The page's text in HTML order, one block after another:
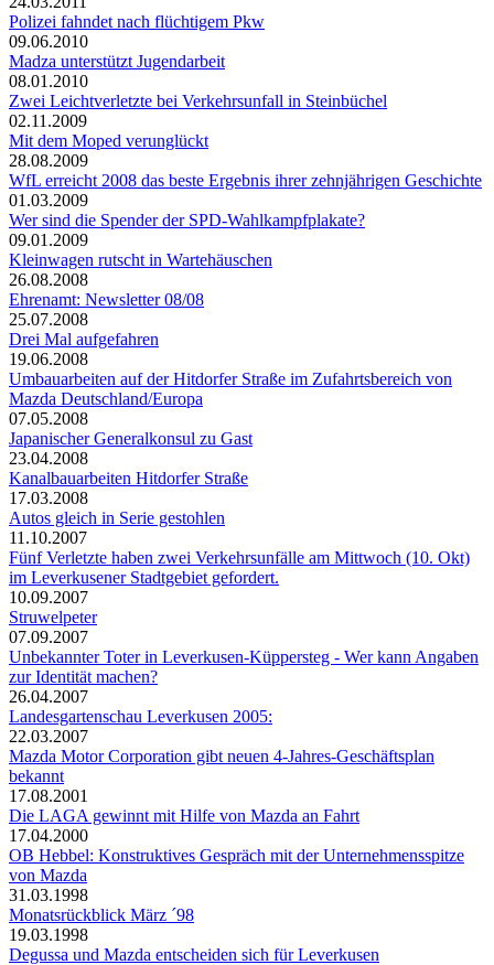
Polizei fahndet nach flüchtigem Pkw
09.06.2010
Madza unterstützt Jugendarbeit
08.01.2010
Zwei Leichtverletzte bei Verkehrsunfall in Steinbüchel
02.11.2009
Mit dem Moped verunglückt
28.08.2009
WfL erreicht 2008 das beste Ergebnis ihrer zehnjährigen Geschichte
01.03.2009
Wer sind die Spender der SPD-Wahlkampfplakate?
09.01.2009
Kleinwagen rutscht in Wartehäuschen
26.08.2008
Ehrenamt: Newsletter 08/08
25.07.2008
Drei Mal aufgefahren
19.06.2008
Umbauarbeiten auf der Hitdorfer Straße im Zufahrtsbereich von
Mazda Deutschland/Europa
07.05.2008
Japanischer Generalkonsul zu Gast
23.04.2008
Kanalbauarbeiten Hitdorfer Straße
17.03.2008
Autos gleich in Serie gestohlen
11.10.2007
Fünf Verletzte haben zwei Verkehrsunfälle am Mittwoch (10. Okt)
im Leverkusener Stadtgebiet gefordert.
10.09.2007
Struwelpeter
07.09.2007
Unbekannter Toter in Leverkusen-Küppersteg - Wer kann Angaben
zur Identität machen?
26.04.2007
Landesgartenschau Leverkusen 2005:
22.03.2007
Mazda Motor Corporation gibt neuen 4-Jahres-Geschäftsplan
bekannt
17.08.2001
Die LAGA gewinnt mit Hilfe von Mazda an Fahrt
17.04.2000
OB Hebbel: Konstruktives Gespräch mit der Unternehmensspitze
von Mazda
31.03.1998
Monatsrückblick März ´98
19.03.1998
Degussa und Mazda entscheiden sich für Leverkusen